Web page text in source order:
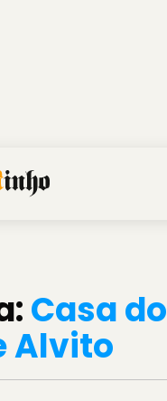
Casa do
Alvito